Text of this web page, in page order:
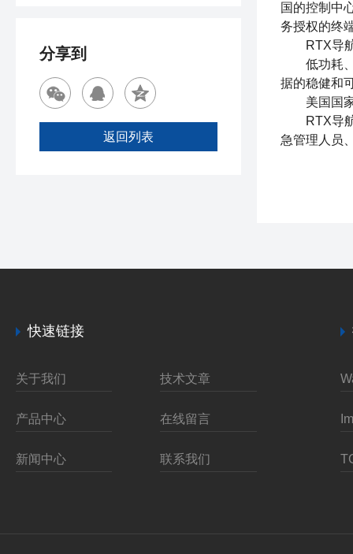
国的控制中
务授权的终
RTX导航
低功耗、
据的稳健和
美国国家
RTX导航
急管理人员
分享到
返回列表
快速链接
关于我们 技术文章
产品中心 在线留言
新闻中心 联系我们